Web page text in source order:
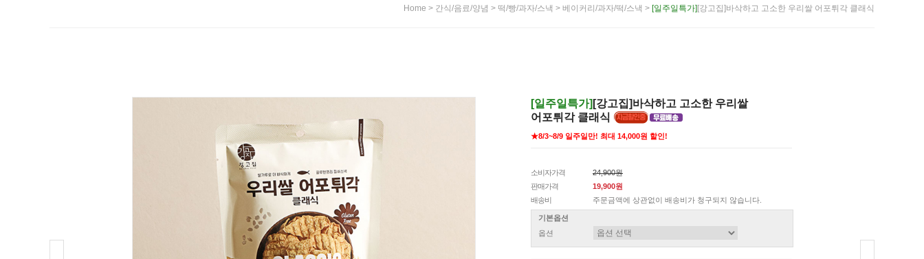
Home > 간식/음료/양념 > 떡/빵/과자/스낵 > 베이커리/과자/떡/스낵 > [일주일특가] [강고집]바삭하고 고소한 우리쌀 어포튀각 클래식
[일주일특가] [강고집]바삭하고 고소한 우리쌀
어포튀각 클래식
★8/3~8/9 일주일만! 최대 14,000원 할인!
소비자가격
24,900원
판매가격
19,900원
배송비
주문금액에 상관없이 배송비가 청구되지 않습니다.
기본옵션
옵션